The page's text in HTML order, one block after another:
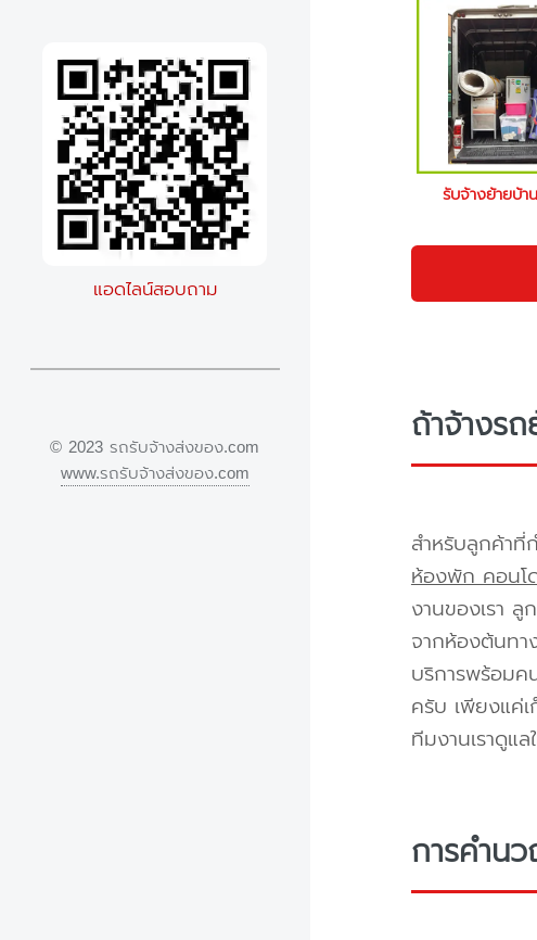
รับจ้างย้ายบ้
ถ้าจ้างร
สำหรับลูกค้าที่
ห้องพัก คอนโ
งานของเรา ลู
จากห้องต้นทา
บริการพร้อมค
ครับ เพียงแค่
ทีมงานเราดูแ
การคำน
แอดไลน์สอบถาม
© 2023 รถรับจ้างส่งของ.com
www.รถรับจ้างส่งของ.com